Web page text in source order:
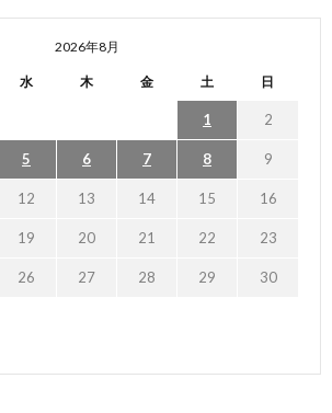
2026年8月
水 木 金 土 日
1 2
5 6 7 8 9
12 13 14 15 16
19 20 21 22 23
26 27 28 29 30